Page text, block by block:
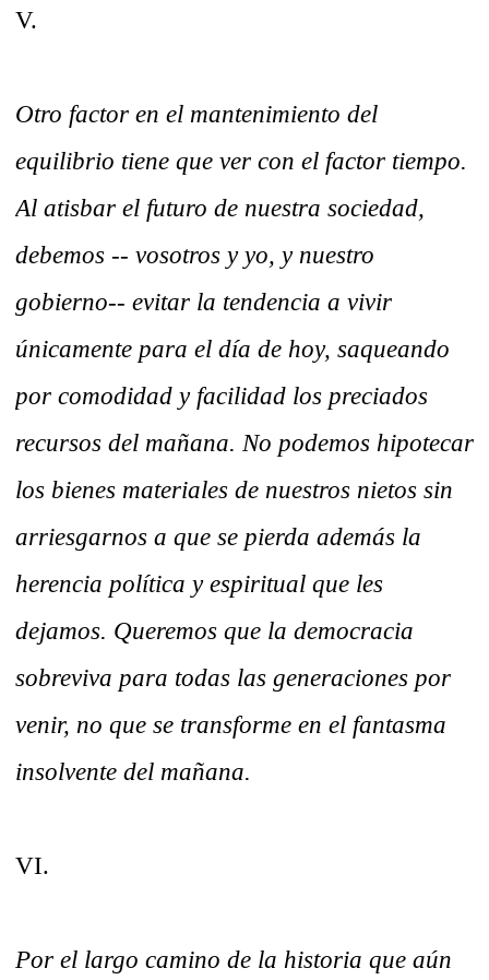
V.
Otro factor en el mantenimiento del
equilibrio tiene que ver con el factor tiempo.
Al atisbar el futuro de nuestra sociedad,
debemos -- vosotros y yo, y nuestro
gobierno-- evitar la tendencia a vivir
únicamente para el día de hoy, saqueando
por comodidad y facilidad los preciados
recursos del mañana. No podemos hipotecar
los bienes materiales de nuestros nietos sin
arriesgarnos a que se pierda además la
herencia política y espiritual que les
dejamos. Queremos que la democracia
sobreviva para todas las generaciones por
venir, no que se transforme en el fantasma
insolvente del mañana.
VI.
Por el largo camino de la historia que aún